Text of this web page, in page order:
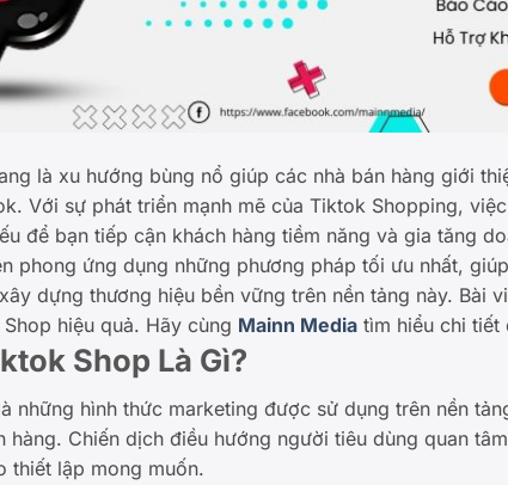
là xu hướng bùng nổ giúp các nhà bán hàng giới
Với sự phát triển mạnh mẽ của Tiktok Shopping,
để bạn tiếp cận khách hàng tiềm năng và gia tăng
phong ứng dụng những phương pháp tối ưu nhất,
dựng thương hiệu bền vững trên nền tảng này. Bài
hiệu quả. Hãy cùng Mainn Media tìm hiểu chi tiết
Shop Là Gì?
những hình thức marketing được sử dụng trên nền
hàng. Chiến dịch điều hướng người tiêu dùng quan
thiết lập mong muốn.